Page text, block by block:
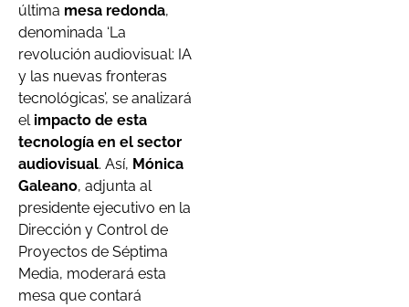
última mesa redonda,
denominada ‘La
revolución audiovisual: IA
y las nuevas fronteras
tecnológicas’, se analizará
el impacto de esta
tecnología en el sector
audiovisual. Así, Mónica
Galeano, adjunta al
presidente ejecutivo en la
Dirección y Control de
Proyectos de Séptima
Media, moderará esta
mesa que contará